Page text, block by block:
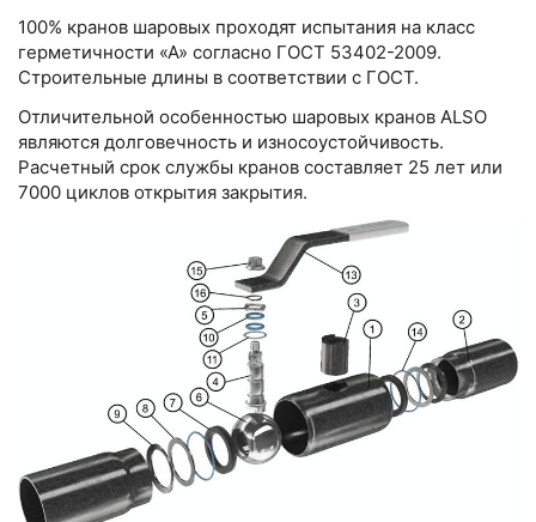
100% кранов шаровых проходят испытания на класс
герметичности «А» согласно ГОСТ 53402-2009.
Строительные длины в соответствии с ГОСТ.
Отличительной особенностью шаровых кранов ALSO
являются долговечность и износоустойчивость.
Расчетный срок службы кранов составляет 25 лет или
7000 циклов открытия закрытия.